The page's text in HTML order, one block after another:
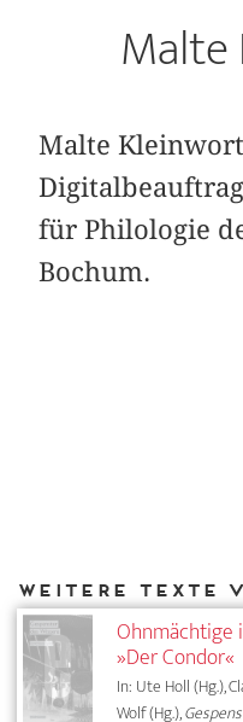
Malte
für Philologie
Bochum.
»Der Condor«
In: Ute Holl (Hg.),
Wolf (Hg.),